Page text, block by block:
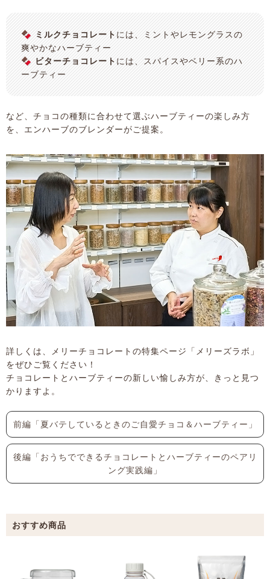
🍫 ミルクチョコレート には、ミントやレモングラスの
爽やかなハーブティー
🍫 ビターチョコレート には、スパイスやベリー系のハ
ーブティー
など、チョコの種類に合わせて選ぶハーブティーの楽しみ方
を、エンハーブのブレンダーがご提案。
詳しくは、メリーチョコレートの特集ページ「メリーズラボ」
をぜひご覧ください！
チョコレートとハーブティーの新しい愉しみ方が、きっと見つ
かりますよ。
前編「夏バテしているときのご自愛チョコ＆ハーブティー」
後編「おうちでできるチョコレートとハーブティーのペアリ
ング実践編」